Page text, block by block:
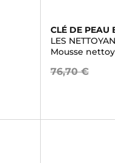
CLÉ DE PEAU
LES
Mousse
76,70 €